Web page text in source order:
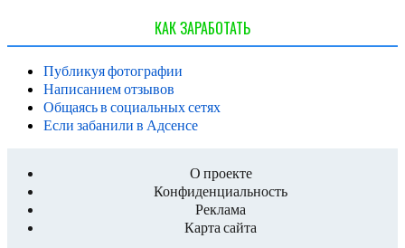
КАК ЗАРАБОТАТЬ
Публикуя фотографии
Написанием отзывов
Общаясь в социальных сетях
Если забанили в Адсенсе
О проекте
Конфиденциальность
Реклама
Карта сайта